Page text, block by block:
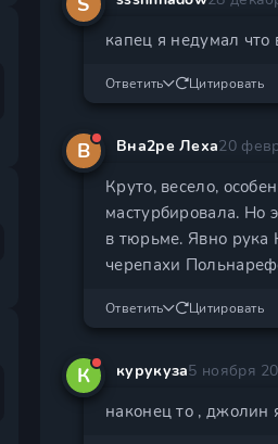
капец я недумал что
Ответить Цитировать
В Вна2ре Леха20
Круто, весело,
мастурбировала. Но
в тюрьме. Явно рука
черепахи
Ответить Цитировать
К курукуза5 ноября
наконец то , джолин